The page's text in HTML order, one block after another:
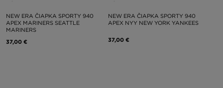
NEW ERA ČIAPKA SPORTY 940
APEX MARINERS SEATTLE
MARINERS
37,00 €
NEW ERA ČIAPKA SPORTY 940
APEX NYY NEW YORK YANKEES
37,00 €